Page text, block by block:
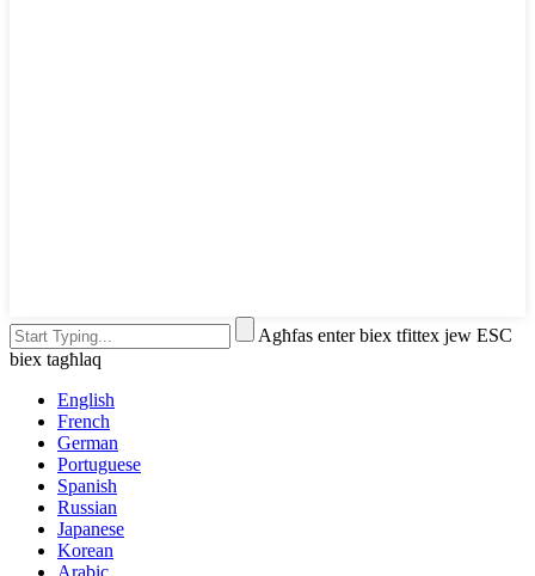
Agħfas enter biex tfittex jew ESC
biex tagħlaq
English
French
German
Portuguese
Spanish
Russian
Japanese
Korean